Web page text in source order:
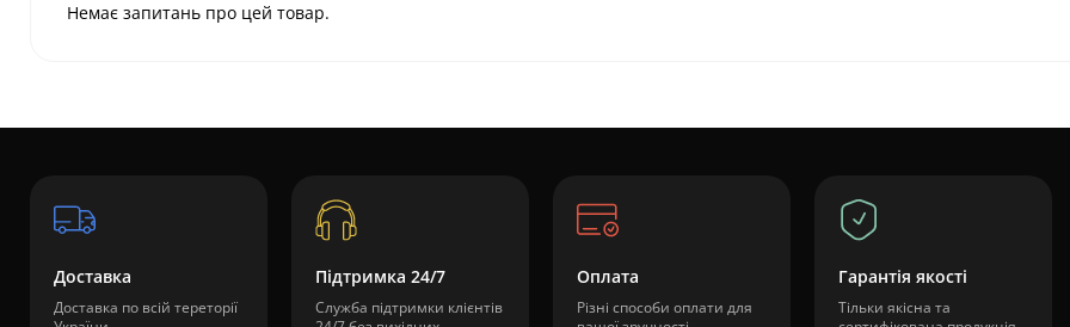
Немає запитань про цей товар.
Доставка
Доставка по всій тереторії
Підтримка 24/7
Служба підтримки клієнтів
Оплата
Різні способи оплати для
Гарантія якості
Тільки якісна та